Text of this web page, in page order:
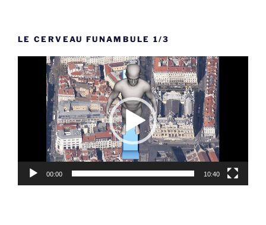
LE CERVEAU FUNAMBULE 1/3
Lecteur
00:00 10:40